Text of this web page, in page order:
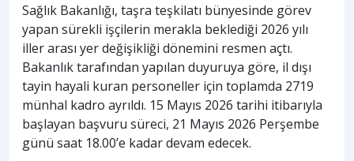
Sağlık Bakanlığı, taşra teşkilatı bünyesinde görev
yapan sürekli işçilerin merakla beklediği 2026 yılı
iller arası yer değişikliği dönemini resmen açtı.
Bakanlık tarafından yapılan duyuruya göre, il dışı
tayin hayali kuran personeller için toplamda 2719
münhal kadro ayrıldı. 15 Mayıs 2026 tarihi itibarıyla
başlayan başvuru süreci, 21 Mayıs 2026 Perşembe
günü saat 18.00’e kadar devam edecek.